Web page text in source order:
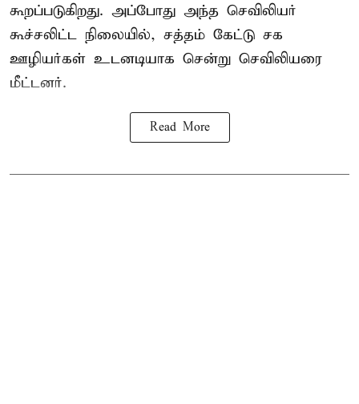
கூறப்படுகிறது. அப்போது அந்த செவிலியர்
கூச்சலிட்ட நிலையில், சத்தம் கேட்டு சக
ஊழியர்கள் உடனடியாக சென்று செவிலியரை
மீட்டனர்.
Read More